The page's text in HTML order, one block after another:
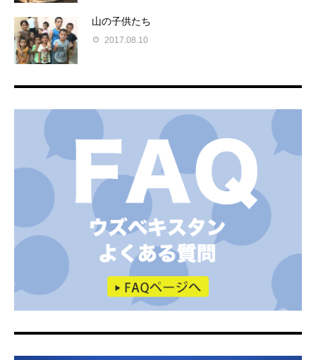
山の子供たち
2017.08.10